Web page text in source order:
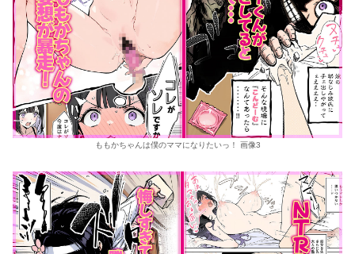
ももかちゃんは僕のママになりたいっ！ 画像3